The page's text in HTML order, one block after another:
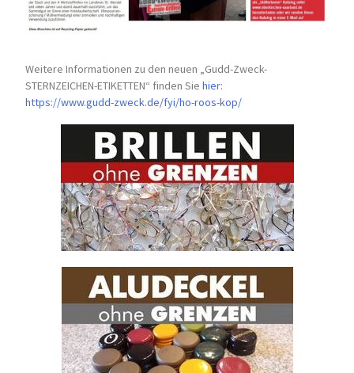
Weitere Informationen zu den neuen „Gudd-Zweck-
STERNZEICHEN-ETIKETTEN“ finden Siehier:
https://www.gudd-zweck.de/fyi/ho-roos-kop/